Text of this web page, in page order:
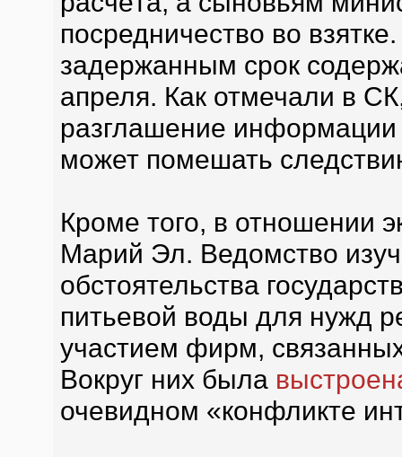
посредничество во
задержанным срок
апреля. Как отмечали в
разглашение
может помешать
Кроме того, в отношении
Марий Эл. Ведомство
обстоятельства
питьевой воды для нужд
участием фирм,
Вокруг них была
очевидном «конфликте